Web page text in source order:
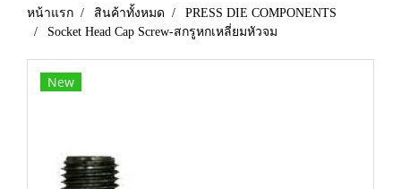
หน้าแรก สินค้าทั้งหมด
PRESS DIE COMPONENTS
Socket Head Cap Screw-สกรูหกเหลี่ยมหัวจม
New